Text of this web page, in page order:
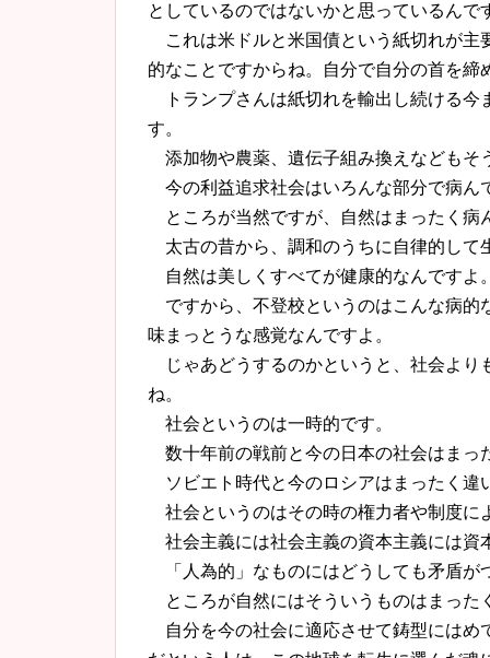
としているのではないかと思っている んで
これは米ドルと米国債という紙切れが主
的なことですからね。自分で自分の首を締
トランプさんは紙切れを輸出し続ける今
す。
添加物や農薬、遺伝子組み換えなどもそ
今の利益追求社会はいろんな部分で病ん
ところが当然ですが、自然はまったく病
太古の昔から、調和のうちに自律的して
自然は美しくすべてが健康的なんですよ
ですから、 不登校という のはこんな病的
味まっとうな感覚なんですよ。
じゃあどうするのかというと、 社会より
ね。
社会という のは一時的です。
数十年前の戦前と今の日本の社会はまっ
ソビエト時代と今のロシアはまったく違
社会という のはその時の権力者や制度に
社会主義には社会主義の資本主義には資
「人為的」なものにはどうしても矛盾が
ところが自然にはそういうものはまった
自分を今の社会に適応させて鋳型にはめ